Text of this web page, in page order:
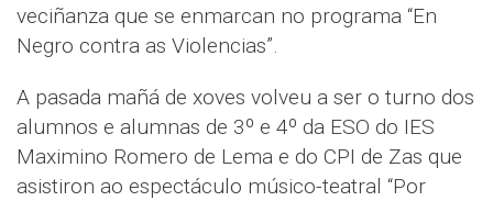
veciñanza que se enmarcan no programa “En
Negro contra as Violencias”.
A pasada mañá de xoves volveu a ser o turno dos
alumnos e alumnas de 3º e 4º da ESO do IES
Maximino Romero de Lema e do CPI de Zas que
asistiron ao espectáculo músico-teatral “Por